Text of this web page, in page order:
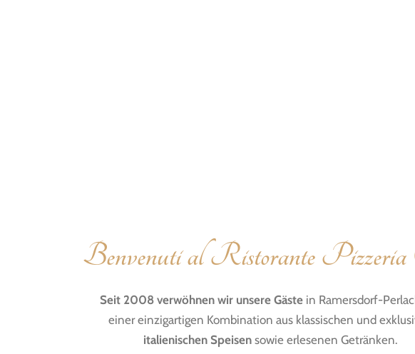
Benvenuti al Ristorante Pizzeria
Seit 2008 verwöhnen wir unsere Gäste in Ramersdorf-
einer einzigartigen Kombination aus klassischen und
italienischen Speisen sowie erlesenen Getränken.